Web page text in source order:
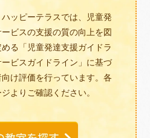
ッピーテラスでは、児童発
ビスの支援の質の向上を図
る「児童発達支援ガイドラ
ビスガイドライン」に基づ
け評価を行っています。各
よりご確認ください。